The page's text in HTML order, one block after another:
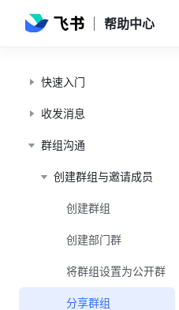
帮助中心
快速入门
收发消息
群组沟通
创建群组与邀请成员
创建群组
创建部门群
将群组设置为公开群
分享群组